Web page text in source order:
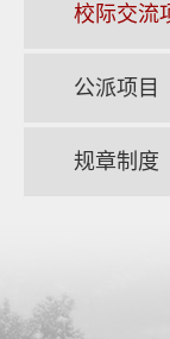
校际交流
公派项目
规章制度